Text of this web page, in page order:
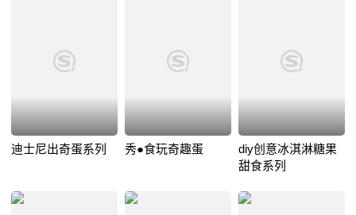
迪士尼出奇蛋系列 秀●食玩奇趣蛋
diy创意冰淇淋糖果
甜食系列